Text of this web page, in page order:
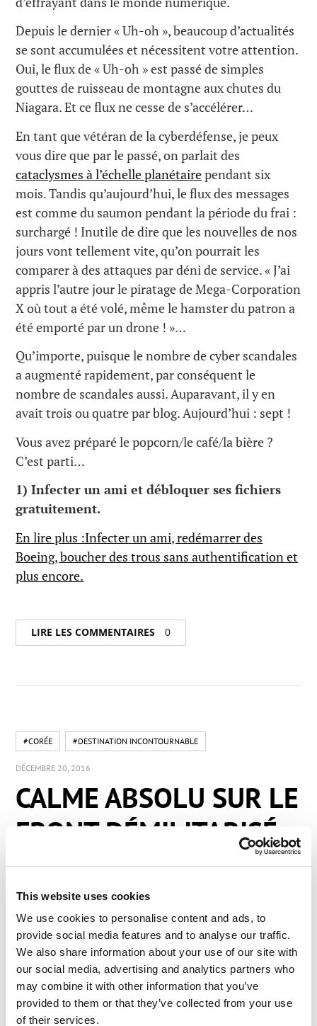
This website uses cookies
We use cookies to personalise content and ads, to
provide social media features and to analyse our traffic.
We also share information about your use of our site with
our social media, advertising and analytics partners who
may combine it with other information that you’ve
provided to them or that they’ve collected from your use
of their services.
Depuis le dernier « Uh-oh », beaucoup d’actualités
se sont accumulées et nécessitent votre attention.
Oui, le flux de « Uh-oh » est passé de simples
gouttes de ruisseau de montagne aux chutes du
Niagara. Et ce flux ne cesse de s’accélérer…
En tant que vétéran de la cyberdéfense, je peux
vous dire que par le passé, on parlait des
cataclysmes à l’échelle planétairependant six
mois. Tandis qu’aujourd’hui, le flux des messages
est comme du saumon pendant la période du frai :
surchargé ! Inutile de dire que les nouvelles de nos
jours vont tellement vite, qu’on pourrait les
comparer à des attaques par déni de service. « J’ai
appris l’autre jour le piratage de Mega-Corporation
X où tout a été volé, même le hamster du patron a
été emporté par un drone ! »…
Qu’importe, puisque le nombre de cyber scandales
a augmenté rapidement, par conséquent le
nombre de scandales aussi. Auparavant, il y en
avait trois ou quatre par blog. Aujourd’hui : sept !
Vous avez préparé le popcorn/le café/la bière ?
C’est parti…
1) Infecter un ami et débloquer ses fichiers
gratuitement.
En lire plus :Infecter un ami, redémarrer des
Boeing, boucher des trous sans authentification et
plus encore.
LIRE LES COMMENTAIRES 0
#CORÉE #DESTINATION INCONTOURNABLE
DÉCEMBRE 20, 2016
CALME ABSOLU SUR LE
FRONT DÉMILITARISÉ
HAUTEMENT
MILITARISÉ.
Il s’agit d’un lieu trèèèsss étrange. Un endroit
complètement isolé du reste du monde, isolé par
les Hommes (et non pas isolé naturellement,
comme par exemple, Kamchatka). En réalité, il est